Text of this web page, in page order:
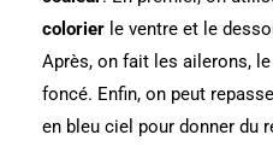
colorier le ventre et le
Après, on fait les ailerons,
foncé. Enfin, on peut
en bleu ciel pour donner du